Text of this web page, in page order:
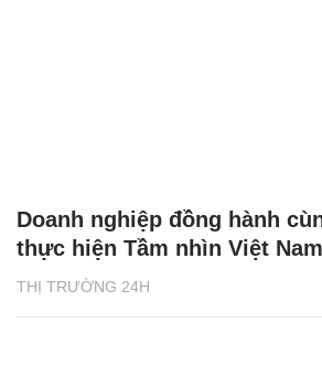
THỊ TRƯỜNG 24H
Doanh nghiệp đồng hành
thực hiện Tầm nhìn Việt